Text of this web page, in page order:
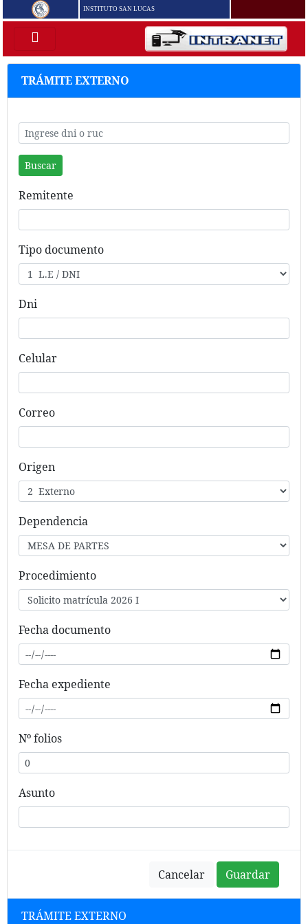
INSTITUTO SAN LUCAS
TRÁMITE EXTERNO
Remitente
Tipo documento
Dni
Celular
Correo
Origen
Dependencia
Procedimiento
Fecha documento
Fecha expediente
Nº folios
Asunto
Cancelar Guardar
TRÁMITE EXTERNO